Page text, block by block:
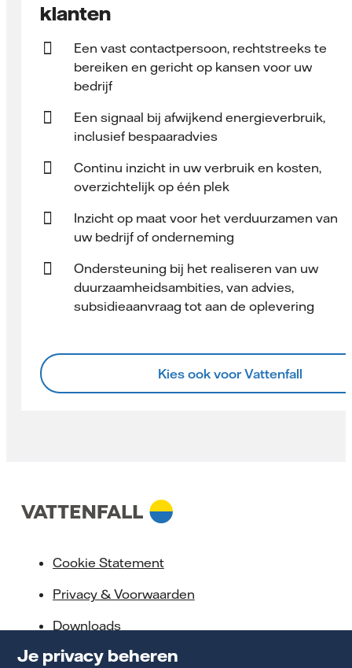
Je privacy beheren
klanten
Een vast contact­persoon, rechtstreeks te
bereiken en gericht op kansen voor uw
bedrijf
Een signaal bij afwijkend energieverbruik,
inclusief bespaaradvies
Continu inzicht in uw verbruik en kosten,
overzichtelijk op één plek
Inzicht op maat voor het verduurzamen van
uw bedrijf of onderneming
Ondersteuning bij het realiseren van uw
duurzaamheidsambities, van advies,
subsidieaanvraag tot aan de oplevering
Kies ook voor Vattenfall
Cookie Statement
Privacy & Voorwaarden
Downloads
Servicebeloften